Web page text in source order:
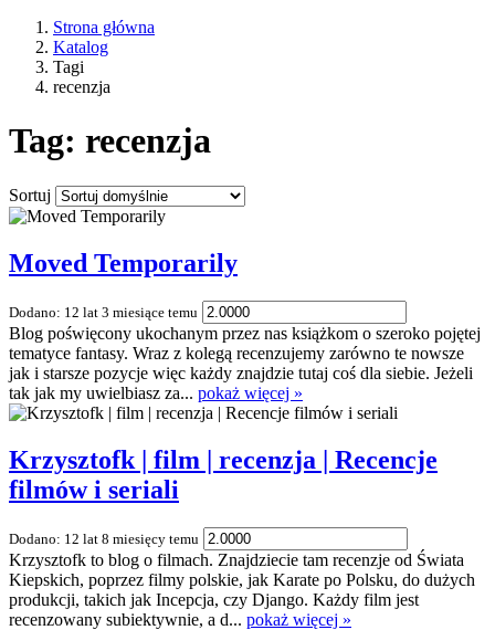
Strona główna
Katalog
Tagi
recenzja
Tag: recenzja
Sortuj
Moved Temporarily
Dodano: 12 lat 3 miesiące temu
Blog poświęcony ukochanym przez nas książkom o szeroko pojętej
tematyce fantasy. Wraz z kolegą recenzujemy zarówno te nowsze
jak i starsze pozycje więc każdy znajdzie tutaj coś dla siebie. Jeżeli
tak jak my uwielbiasz za... pokaż więcej »
Krzysztofk | film | recenzja | Recencje
filmów i seriali
Dodano: 12 lat 8 miesięcy temu
Krzysztofk to blog o filmach. Znajdziecie tam recenzje od Świata
Kiepskich, poprzez filmy polskie, jak Karate po Polsku, do dużych
produkcji, takich jak Incepcja, czy Django. Każdy film jest
recenzowany subiektywnie, a d... pokaż więcej »